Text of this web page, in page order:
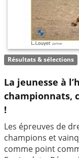
Résultats & sélections
La jeunesse à
championnats,
!
Les épreuves de
champions et
comme point